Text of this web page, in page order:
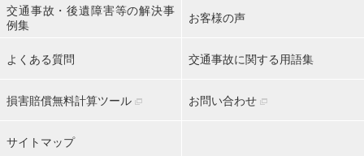
交通事故・後遺障害等の解決事
例集
お客様の声
よくある質問 交通事故に関する用語集
損害賠償無料計算ツール お問い合わせ
サイトマップ